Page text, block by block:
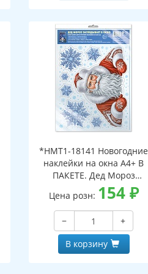
*НМТ1-18141 Новогодние
наклейки на окна А4+ В
ПАКЕТЕ. Дед Мороз
заглядывает в окно (видны
с обеих сторон,
многоразовые, в
индивидуальной упаковке,
с европодвесом и клеевым
клапаном)
Цена розн: 154₽
−
+
В корзину